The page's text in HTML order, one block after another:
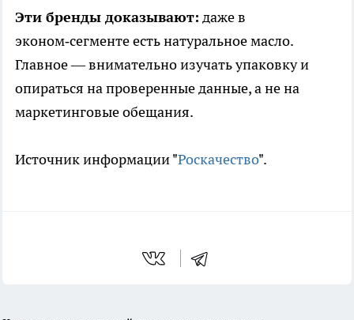
Эти бренды доказывают: даже в
эконом‑сегменте есть натуральное масло.
Главное — внимательно изучать упаковку и
опираться на проверенные данные, а не на
маркетинговые обещания.
Источник информации "Роскачество".